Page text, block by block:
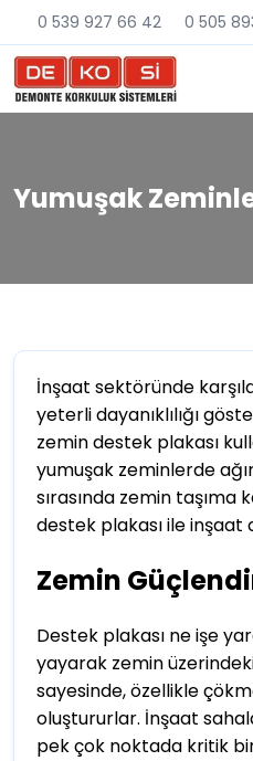
0 539 927 66 42 0 505
Yumuşak
İnşaat sektöründe
yeterli dayanıklılığı
zemin destek plakası
yumuşak zeminlerde
sırasında zemin
destek plakası ile inşaat
Zemin
Destek plakası ne işe
yayarak zemin
sayesinde, özellikle
oluştururlar. İnşaat
pek çok noktada kritik